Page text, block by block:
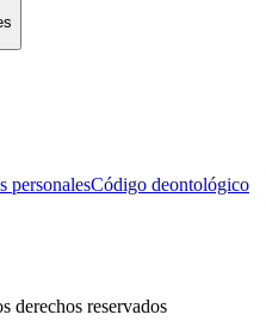
personalesCódigo deontológico
reservados